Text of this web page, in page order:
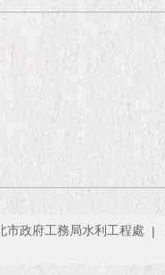
市政府工務局水利工程處